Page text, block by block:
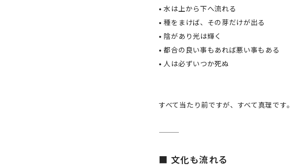
• 水は上から下へ流れる
• 種をまけば、その芽だけが出る
• 陰があり光は輝く
• 都合の良い事もあれば悪い事もある
• 人は必ずいつか死ぬ
すべて当たり前ですが、すべて真理です。
■ 文化も流れる